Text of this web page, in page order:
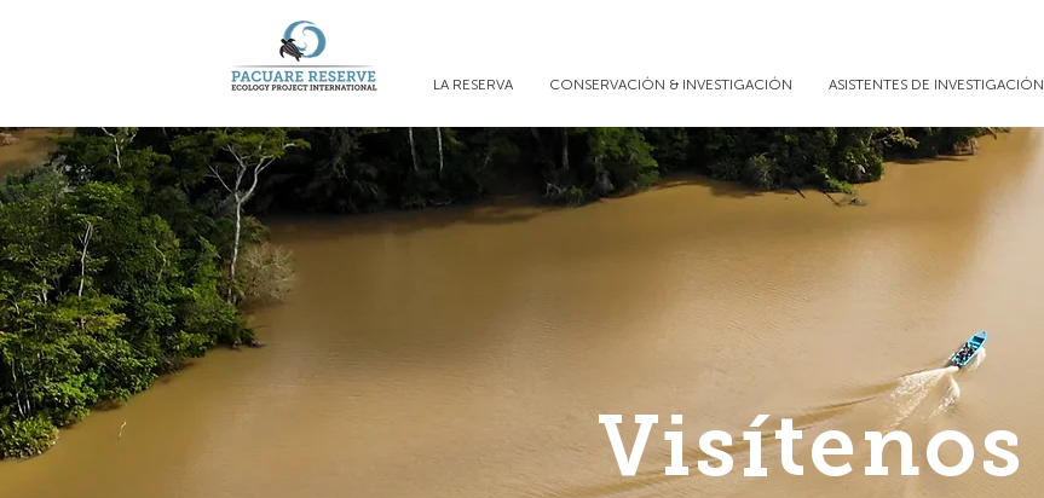
LA RESERVA CONSERVACIÓN & INVESTIGACIÓN ASISTENTES DE INVESTIGACIÓN
Visítenos